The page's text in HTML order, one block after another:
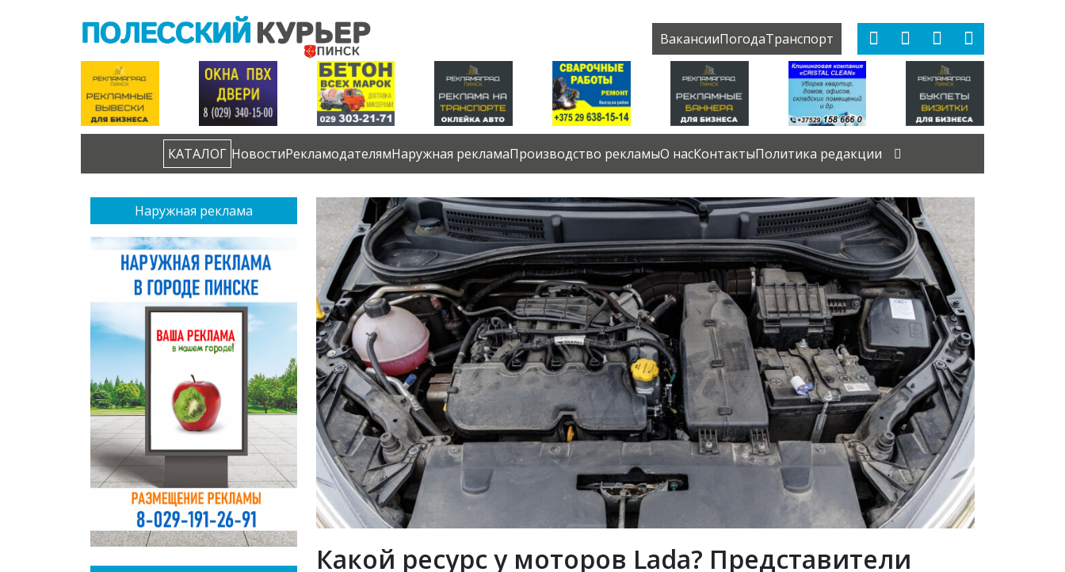
ВакансииПогодаТранспорт
КАТАЛОГ НовостиРекламодателямНаружная рекламаПроизводство рекламыО насКонтактыПолитика редакции
Наружная реклама
Какой ресурс у моторов Lada? Представители